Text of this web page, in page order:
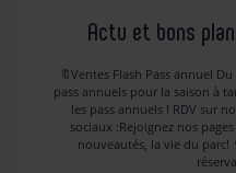
Actu et bons
🔖Ventes Flash Pass annuel
pass annuels pour la saison à
les pass annuels ! RDV sur
sociaux :Rejoignez nos
nouveautés, la vie du parc!